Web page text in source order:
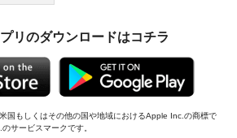
リのダウンロードはコチラ
国もしくはその他の国や地域におけるApple Inc.の商標で
サービスマークです。